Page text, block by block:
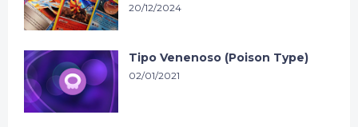
20/12/2024
Tipo Venenoso (Poison Type)
02/01/2021